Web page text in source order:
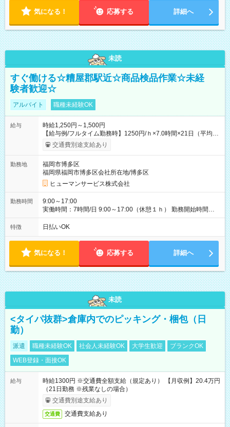
気になる！ 応募する 詳細へ
未読
すぐ働ける☆糟屋郡駅近☆商品検品作業☆未経
験者歓迎☆
アルバイト 職種未経験OK
給与
時給1,250円～1,500円
【給与例/フルタイム勤務時】1250円/ｈ×7.0時間×21日（平均
値）=183,750円 別途交通費支給（会社規定有）、残業/休日手当
支給、 フルタイムの募集になりますが、働く日数や時間につい
ど）は、ご希望状況をヒヤリングして調整できることがありま
す。応募時に、ご相談頂きます様お願いします。 ※公共交通機
関、駐車場あり。（粕屋郡） 【試用期間】試用期間なし
交通費別途支給あり
勤務地
福岡市博多区
福岡県福岡市博多区会社所在地/博多区
ヒューマンサービス株式会社
勤務時間
9:00～17:00
実働時間：7時間/日 9:00～17:00（休憩１ｈ） 勤務開始時間等
の調整も受けたまります。 （例：10時から17時 など） お気軽
にご相談・お問い合わせをメールで返信してください。
特徴 日払いOK
気になる！ 応募する 詳細へ
未読
<タイパ抜群>倉庫内でのピッキング・梱包（日
勤）
派遣 職種未経験OK 社会人未経験OK 大学生歓迎
ブランクOK
WEB登録・面接OK
給与
時給1300円 ※交通費全額支給（規定あり） 【月収例】20.4万円
（21日勤務 ※残業なしの場合）
交通費別途支給あり
交通費 交通費支給あり